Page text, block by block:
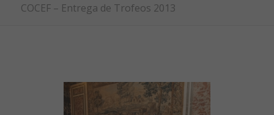
COCEF – Entrega de Trofeos 2013